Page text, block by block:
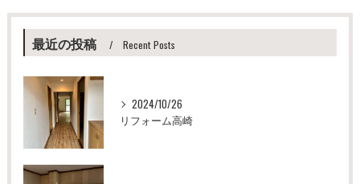
最近の投稿 Recent Posts
2024/10/26
リフォーム高崎